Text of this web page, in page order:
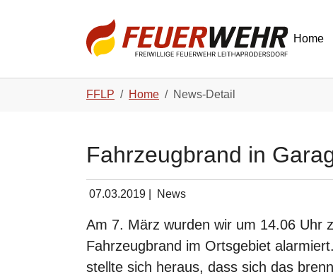
Home
FFLP Home News-Detail
Fahrzeugbrand in
07.03.2019 News
Am 7. März wurden wir um 14.06 Uhr
Fahrzeugbrand im Ortsgebiet
stellte sich heraus, dass sich das